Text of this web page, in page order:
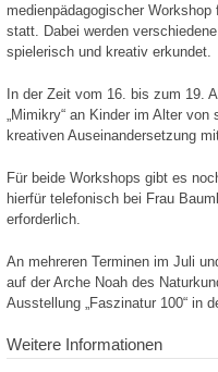
medienpädagogischer
statt. Dabei werden
spielerisch und kreativ erkundet.
In der Zeit vom 16. bis zum 19.
„Mimikry“ an Kinder im Alter
kreativen Auseinandersetzung
Für beide Workshops gibt es
hierfür telefonisch bei Frau
erforderlich.
An mehreren Terminen im Juli
auf der Arche Noah des
Ausstellung „Faszinatur 100“ in
Weitere Informationen